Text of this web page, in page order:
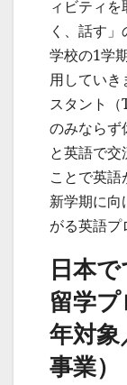
ィビティ
く、話す
学校の1学
用していき
スタント（
のみならず
と英語で
ことで英
新学期に
がる英語プ
日本
留学
年対象
事業）